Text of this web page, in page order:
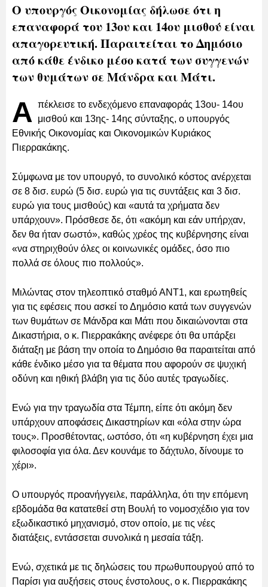
Ο υπουργός Οικονομίας δήλωσε ότι η
επαναφορά του 13ου και 14ου μισθού είναι
απαγορευτική. Παραιτείται το Δημόσιο
από κάθε ένδικο μέσο κατά των συγγενών
των θυμάτων σε Μάνδρα και Μάτι.
Α πέκλεισε το ενδεχόμενο επαναφοράς 13ου- 14ου
μισθού και 13ης- 14ης σύνταξης, ο υπουργός
Εθνικής Οικονομίας και Οικονομικών Κυριάκος
Πιερρακάκης.
Σύμφωνα με τον υπουργό, το συνολικό κόστος ανέρχεται
σε 8 δισ. ευρώ (5 δισ. ευρώ για τις συντάξεις και 3 δισ.
ευρώ για τους μισθούς) και «αυτά τα χρήματα δεν
υπάρχουν». Πρόσθεσε δε, ότι «ακόμη και εάν υπήρχαν,
δεν θα ήταν σωστό», καθώς χρέος της κυβέρνησης είναι
«να στηριχθούν όλες οι κοινωνικές ομάδες, όσο πιο
πολλά σε όλους πιο πολλούς».
Μιλώντας στον τηλεοπτικό σταθμό ΑΝΤ1, και ερωτηθείς
για τις εφέσεις που ασκεί το Δημόσιο κατά των συγγενών
των θυμάτων σε Μάνδρα και Μάτι που δικαιώνονται στα
Δικαστήρια, ο κ. Πιερρακάκης ανέφερε ότι θα υπάρξει
διάταξη με βάση την οποία το Δημόσιο θα παραιτείται από
κάθε ένδικο μέσο για τα θέματα που αφορούν σε ψυχική
οδύνη και ηθική βλάβη για τις δύο αυτές τραγωδίες.
Ενώ για την τραγωδία στα Τέμπη, είπε ότι ακόμη δεν
υπάρχουν αποφάσεις Δικαστηρίων και «όλα στην ώρα
τους». Προσθέτοντας, ωστόσο, ότι «η κυβέρνηση έχει μια
φιλοσοφία για όλα. Δεν κουνάμε το δάχτυλο, δίνουμε το
χέρι».
Ο υπουργός προανήγγειλε, παράλληλα, ότι την επόμενη
εβδομάδα θα κατατεθεί στη Βουλή το νομοσχέδιο για τον
εξωδικαστικό μηχανισμό, στον οποίο, με τις νέες
διατάξεις, εντάσσεται συνολικά η μεσαία τάξη.
Ενώ, σχετικά με τις δηλώσεις του πρωθυπουργού από το
Παρίσι για αυξήσεις στους ένστολους, ο κ. Πιερρακάκης